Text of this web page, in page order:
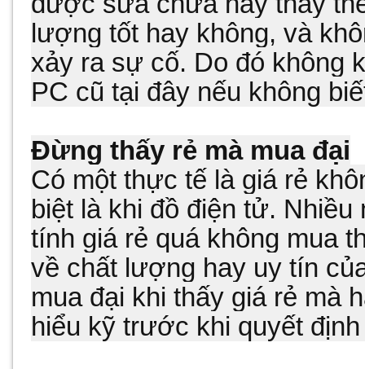
lượng tốt hay không, và
xảy ra sự cố. Do đó không
PC cũ tại đây nếu không
Đừng thấy rẻ mà mua đại
Có một thực tế là giá rẻ
biệt là khi đồ điện tử.
tính giá rẻ quá không mua
về chất lượng hay uy tín
mua đại khi thấy giá rẻ mà
hiểu kỹ trước khi quyết